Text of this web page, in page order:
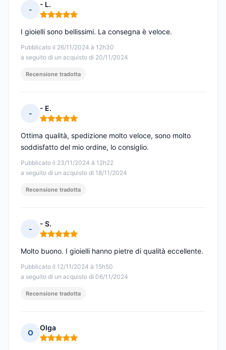
-
- L.
Nota: 5 su 5
Pubblicato il 26/11/2024 à 12h30
a seguito di un acquisto di 20/11/2024
I gioielli sono bellissimi. La consegna è veloce.
Recensione tradotta
-
- E.
Nota: 5 su 5
Pubblicato il 23/11/2024 à 12h22
a seguito di un acquisto di 18/11/2024
Ottima qualità, spedizione molto veloce, sono molto
soddisfatto del mio ordine, lo consiglio.
Recensione tradotta
-
- S.
Nota: 5 su 5
Pubblicato il 12/11/2024 à 15h50
a seguito di un acquisto di 06/11/2024
Molto buono. I gioielli hanno pietre di qualità eccellente.
Recensione tradotta
O
Olga
Nota: 5 su 5